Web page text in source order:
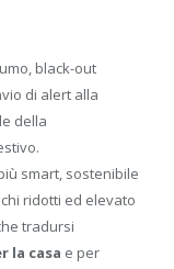
black-out
di alert alla
della
smart, sostenibile
ridotti ed elevato
tradursi
la casa e per